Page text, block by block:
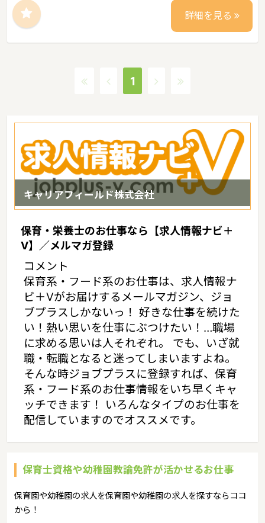
詳細を見る
1
キャリアフィールド株式会社
保育・栄養士のお仕事なら【求人情報ナビ＋
V】／メルマガ登録
コメント
保育系・フード系のお仕事は、求人情報ナ
ビ＋Vがお届けするメールマガジン、ジョ
ブプラスしかないっ！ 好きな仕事を続けた
い！熱い思いを仕事にぶつけたい！…職場
に求める思いは人それぞれ。 でも、いざ就
職・転職となると迷ってしまいますよね。
そんな時ジョブプラスに登録すれば、保育
系・フード系のお仕事情報をいち早くキャ
ッチできます！ いろんなタイプのお仕事を
配信していますのでオススメです。
保育士資格や幼稚園教諭免許が活かせるお仕事
保育園や幼稚園の求人を保育園や幼稚園の求人を探すならココ
から！